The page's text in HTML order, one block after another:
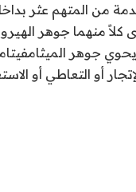
منهما جوهر
جوهر
أو التعاطي أو